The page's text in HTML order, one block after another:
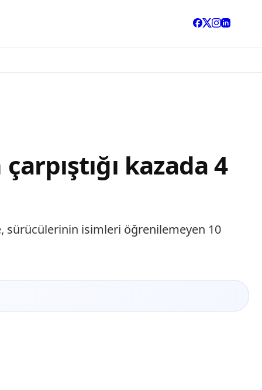
kazada 4
sürücülerinin isimleri öğrenilemeyen 10